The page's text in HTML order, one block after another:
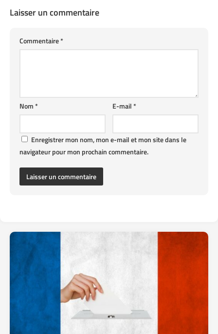
Laisser un commentaire
Commentaire*
E-mail*
Nom*
Enregistrer mon nom, mon e-mail et mon site dans le
navigateur pour mon prochain commentaire.